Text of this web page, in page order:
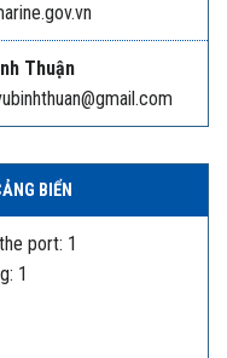
Thuận
BIỂN
port: 1
1